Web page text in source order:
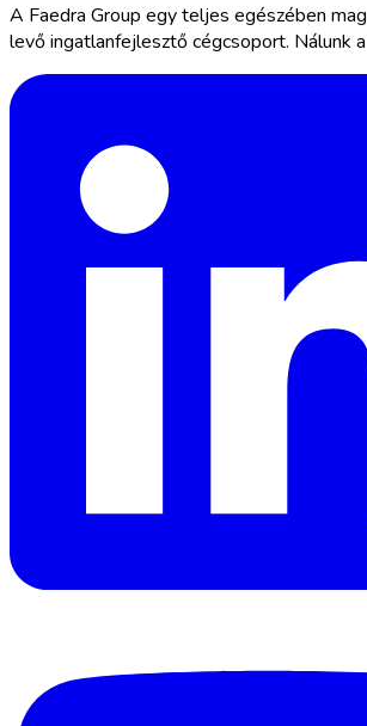
A Faedra Group egy teljes egészében
levő ingatlanfejlesztő cégcsoport. Nálunk